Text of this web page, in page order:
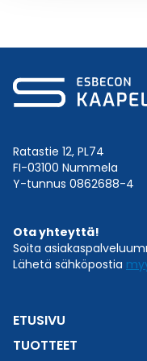
Ratastie 12, PL74
FI-03100 Nummela
Y-tunnus 0862688-4
Ota yhteyttä!
Soita
Lähetä sähköpostia
ETUSIVU
TUOTTEET